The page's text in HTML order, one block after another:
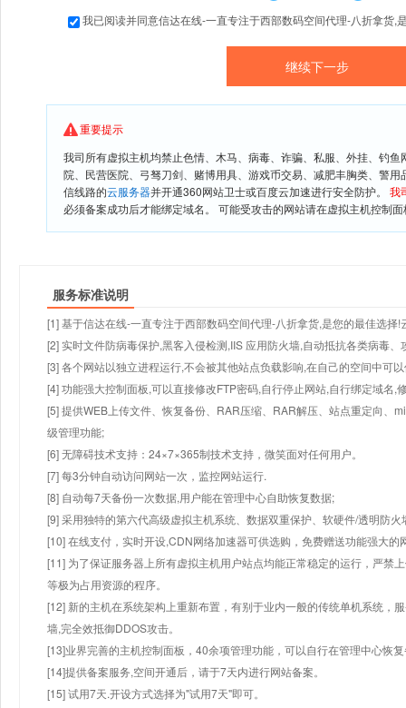
我已阅读并同意信达在线-一直专注于西部数码空间代理-八折拿货,
重要提示
我司所有虚拟主机均禁止色情、木马、病毒、诈骗、私服、外挂、钓
院、民营医院、弓驽刀剑、赌博用具、游戏币交易、减肥丰胸类、警
信线路的云服务器并开通360网站卫士或百度云加速进行安全防护。 我
必须备案成功后才能绑定域名。 可能受攻击的网站请在虚拟主机控制
服务标准说明
[1] 基于信达在线-一直专注于西部数码空间代理-八折拿货,是您的最佳选择
[2] 实时文件防病毒保护,黑客入侵检测,IIS 应用防火墙,自动抵抗各类病毒、
[3] 各个网站以独立进程运行,不会被其他站点负载影响,在自己的空间中可
[4] 功能强大控制面板,可以直接修改FTP密码,自行停止网站,自行绑定域名,
[5] 提供WEB上传文件、恢复备份、RAR压缩、RAR解压、站点重定向、
级管理功能;
[6] 无障碍技术支持：24×7×365制技术支持，微笑面对任何用户。
[7] 每3分钟自动访问网站一次，监控网站运行.
[8] 自动每7天备份一次数据,用户能在管理中心自助恢复数据;
[9] 采用独特的第六代高级虚拟主机系统、数据双重保护、软硬件/透明防火
[10] 在线支付，实时开设,CDN网络加速器可供选购，免费赠送功能强大
[11] 为了保证服务器上所有虚拟主机用户站点均能正常稳定的运行，严禁
等极为占用资源的程序。
[12] 新的主机在系统架构上重新布置，有别于业内一般的传统单机系统，
墙,完全效抵御DDOS攻击。
[13]业界完善的主机控制面板，40余项管理功能，可以自行在管理中心恢
[14]提供备案服务,空间开通后，请于7天内进行网站备案。
[15] 试用7天.开设方式选择为"试用7天"即可。